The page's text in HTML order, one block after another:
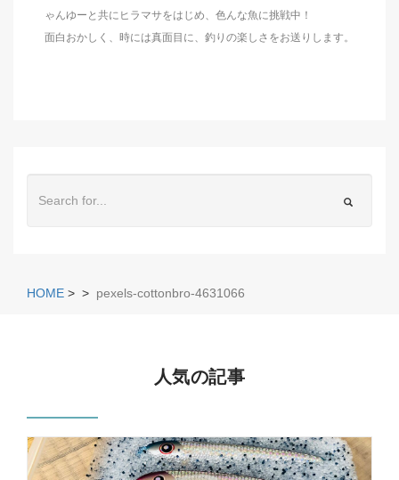
ゃんゆーと共にヒラマサをはじめ、色んな魚に挑戦中！
面白おかしく、時には真面目に、釣りの楽しさをお送りします。
HOME > > pexels-cottonbro-4631066
人気の記事